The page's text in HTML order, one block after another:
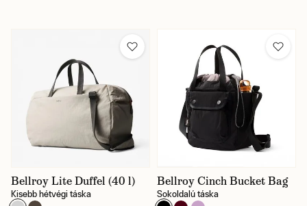
Bellroy Lite Duffel (40 l)
Kisebb hétvégi táska
Bellroy Cinch Bucket Bag
Sokoldalú táska